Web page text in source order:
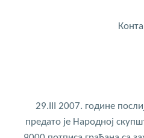
29.III 2007. године
предато је Народној